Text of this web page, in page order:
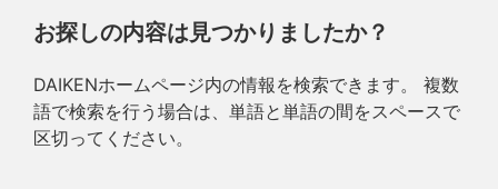
お探しの内容は見つかりましたか？
DAIKENホームページ内の情報を検索できます。 複数
語で検索を行う場合は、単語と単語の間をスペースで
区切ってください。